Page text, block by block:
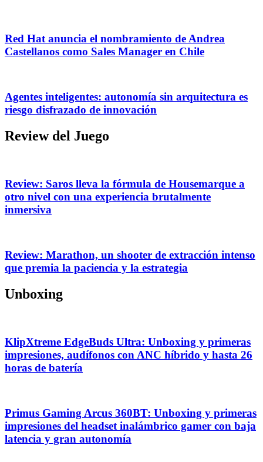
Red Hat anuncia el nombramiento de Andrea
Castellanos como Sales Manager en Chile
Agentes inteligentes: autonomía sin arquitectura es
riesgo disfrazado de innovación
Review del Juego
Review: Saros lleva la fórmula de Housemarque a
otro nivel con una experiencia brutalmente
inmersiva
Review: Marathon, un shooter de extracción intenso
que premia la paciencia y la estrategia
Unboxing
KlipXtreme EdgeBuds Ultra: Unboxing y primeras
impresiones, audífonos con ANC híbrido y hasta 26
horas de batería
Primus Gaming Arcus 360BT: Unboxing y primeras
impresiones del headset inalámbrico gamer con baja
latencia y gran autonomía